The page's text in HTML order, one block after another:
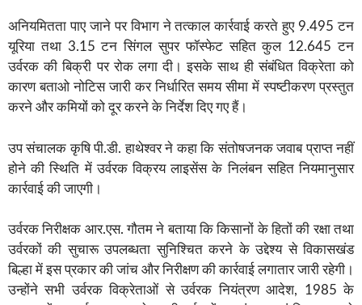
अनियमितता पाए जाने पर विभाग ने तत्काल कार्रवाई करते हुए 9.495 टन
यूरिया तथा 3.15 टन सिंगल सुपर फॉस्फेट सहित कुल 12.645 टन
उर्वरक की बिक्री पर रोक लगा दी। इसके साथ ही संबंधित विक्रेता को
कारण बताओ नोटिस जारी कर निर्धारित समय सीमा में स्पष्टीकरण प्रस्तुत
करने और कमियों को दूर करने के निर्देश दिए गए हैं।
उप संचालक कृषि पी.डी. हाथेश्वर ने कहा कि संतोषजनक जवाब प्राप्त नहीं
होने की स्थिति में उर्वरक विक्रय लाइसेंस के निलंबन सहित नियमानुसार
कार्रवाई की जाएगी।
उर्वरक निरीक्षक आर.एस. गौतम ने बताया कि किसानों के हितों की रक्षा तथा
उर्वरकों की सुचारू उपलब्धता सुनिश्चित करने के उद्देश्य से विकासखंड
बिल्हा में इस प्रकार की जांच और निरीक्षण की कार्रवाई लगातार जारी रहेगी।
उन्होंने सभी उर्वरक विक्रेताओं से उर्वरक नियंत्रण आदेश, 1985 के